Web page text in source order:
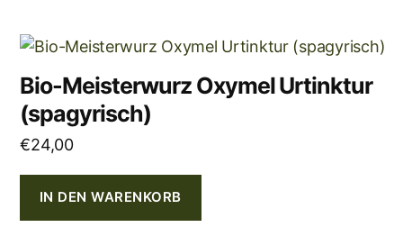
Bio-Meisterwurz Oxymel Urtinktur
(spagyrisch)
€24,00
IN DEN WARENKORB